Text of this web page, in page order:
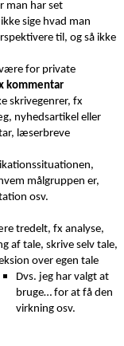
man har set
sige hvad man
til, og så ikke
for private
kommentar
skrivegenrer, fx
nyhedsartikel eller
læserbreve
målgruppen er,
osv.
tredelt, fx analyse,
af tale, skrive selv tale,
over egen tale
Dvs. jeg har valgt at
bruge… for at få den
virkning osv.